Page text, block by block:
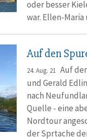
oder besser
war. Ellen-
Auf den
24. Aug. 21Auf den
und Gerald
nach
Quelle - eine
Nordtour
der Sprtache